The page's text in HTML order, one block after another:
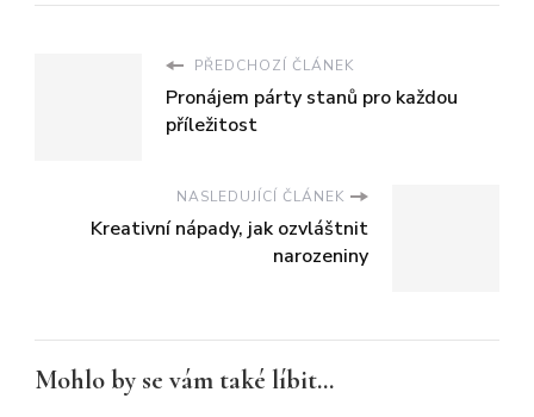
PŘEDCHOZÍ ČLÁNEK
Pronájem párty stanů pro každou
příležitost
NASLEDUJÍCÍ ČLÁNEK
Kreativní nápady, jak ozvláštnit
narozeniny
Mohlo by se vám také líbit...